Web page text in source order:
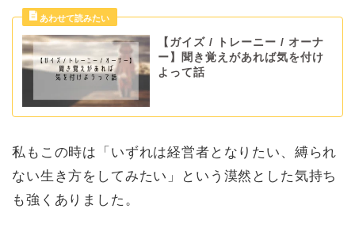
【ガイズ / トレーニー / オーナ
ー】聞き覚えがあれば気を付け
よって話
私もこの時は「いずれは経営者となりたい、縛られ
ない生き方をしてみたい」という漠然とした気持ち
も強くありました。